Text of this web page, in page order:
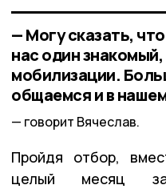
— Могу сказать,
нас один
мобилизации.
общаемся и в
говорит Вячеслав.
Пройдя отбор,
целый месяц